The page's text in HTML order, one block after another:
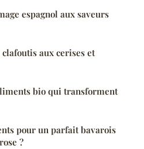
espagnol aux saveurs
aux cerises et
bio qui transforment
pour un parfait bavarois
?